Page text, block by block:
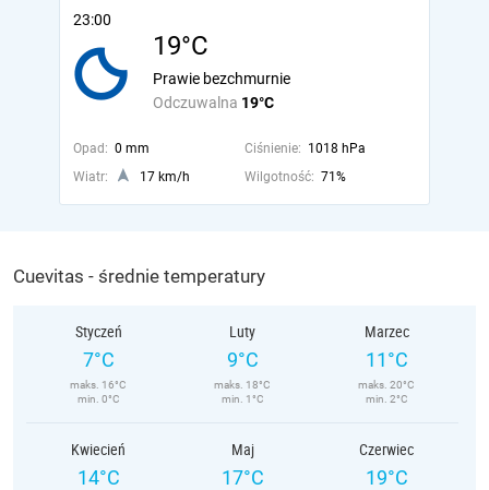
23:00
19°C
Odczuwalna 19°C
Prawie bezchmurnie
Opad: 0 mm Ciśnienie: 1018 hPa
Wiatr:
17 km/h Wilgotność: 71%
Cuevitas - średnie temperatury
Styczeń
7°C
maks. 16°C
min. 0°C
Luty
9°C
maks. 18°C
min. 1°C
Marzec
11°C
maks. 20°C
min. 2°C
Kwiecień
14°C
Maj
17°C
Czerwiec
19°C